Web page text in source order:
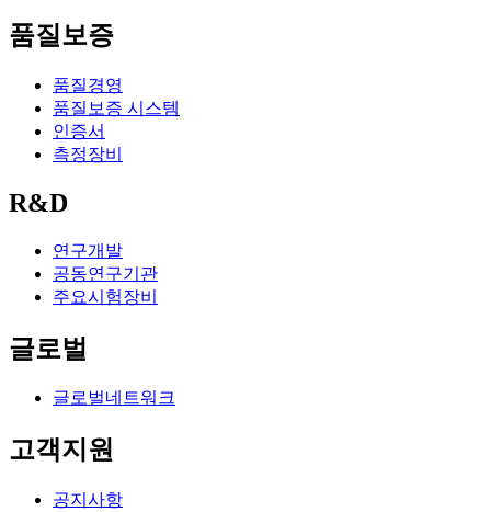
품질보증
품질경영
품질보증 시스템
인증서
측정장비
R&D
연구개발
공동연구기관
주요시험장비
글로벌
글로벌네트워크
고객지원
공지사항